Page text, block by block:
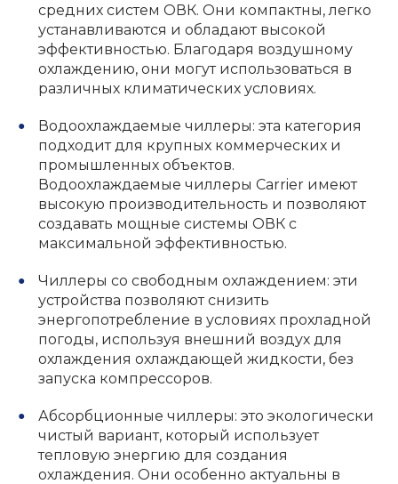
средних систем ОВК. Они компактны, легко
устанавливаются и обладают высокой
эффективностью. Благодаря воздушному
охлаждению, они могут использоваться в
различных климатических условиях.
Водоохлаждаемые чиллеры: эта категория
подходит для крупных коммерческих и
промышленных объектов.
Водоохлаждаемые чиллеры Carrier имеют
высокую производительность и позволяют
создавать мощные системы ОВК с
максимальной эффективностью.
Чиллеры со свободным охлаждением: эти
устройства позволяют снизить
энергопотребление в условиях прохладной
погоды, используя внешний воздух для
охлаждения охлаждающей жидкости, без
запуска компрессоров.
Абсорбционные чиллеры: это экологически
чистый вариант, который использует
тепловую энергию для создания
охлаждения. Они особенно актуальны в